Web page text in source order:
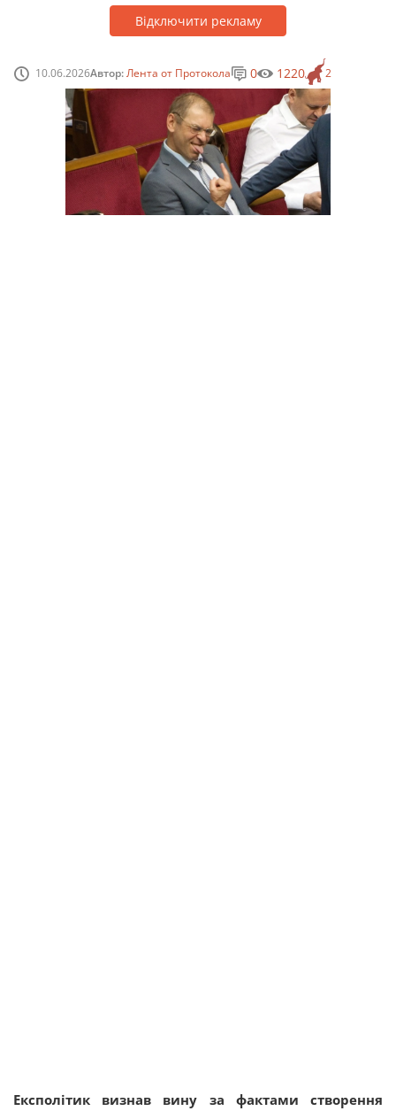
Відключити рекламу
10.06.2026Автор:Лента от Протокола 2
0 1220
Експолітик визнав вину за фактами створення